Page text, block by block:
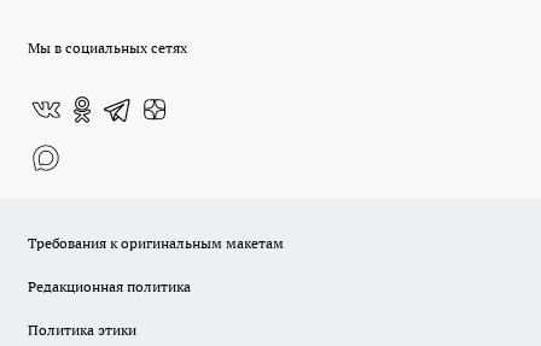
Мы в социальных сетях
Требования к оригинальным макетам
Редакционная политика
Политика этики